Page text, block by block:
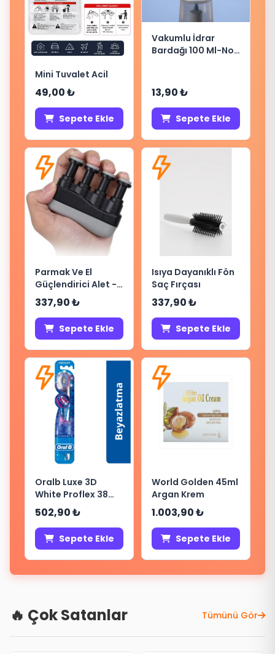
Mini Tuvalet Acil
49,00 ₺
Sepete Ekle
Vakumlu İdrar
Bardağı 100 Ml-Non
13,90 ₺
Sepete Ekle
Parmak Ve El
Güçlendirici Alet -
Gitar Bas Piyano
Egzersizi
337,90 ₺
Sepete Ekle
Isıya Dayanıklı Fön
Saç Fırçası
337,90 ₺
Sepete Ekle
Oralb Luxe 3D
White Proflex 38
Med
502,90 ₺
Sepete Ekle
World Golden 45ml
Argan Krem
1.003,90 ₺
Sepete Ekle
🔥 Çok Satanlar Tümünü Gör